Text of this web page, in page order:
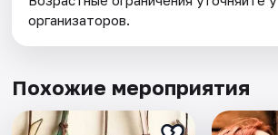
организаторов.
Похожие мероприятия